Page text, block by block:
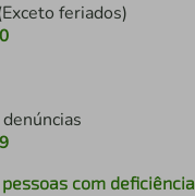
feriados)
com deficiência